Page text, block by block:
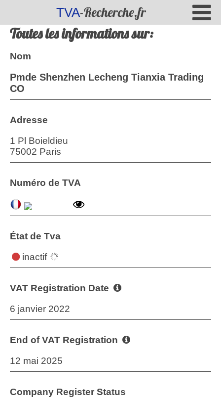
TVA-Recherche.fr
Toutes les informations sur:
Nom
Pmde Shenzhen Lecheng Tianxia Trading
CO
Adresse
1 Pl Boieldieu
75002 Paris
Numéro de TVA
État de Tva
inactif
VAT Registration Date
6 janvier 2022
End of VAT Registration
12 mai 2025
Company Register Status